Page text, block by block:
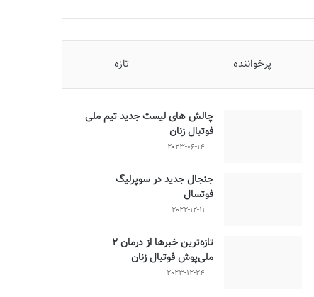
پرخواننده تازه
چالش هاى ليست جدید تيم ملى
فوتبال زنان
2023-06-14
جنجال جدید در سوپرلیگ
فوتسال
2022-12-11
تازه‌ترین خبرها از درمان ۲
ملی‌پوش فوتبال زنان
2023-12-24